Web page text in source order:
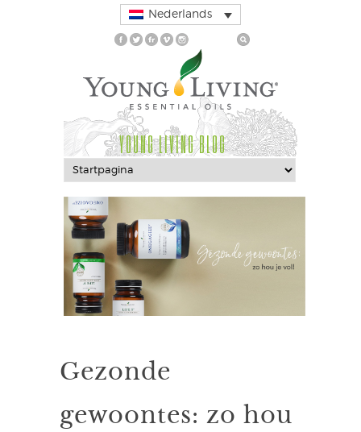
Nederlands
YOUNG LIVING BLOG
Gezonde
gewoontes: zo hou